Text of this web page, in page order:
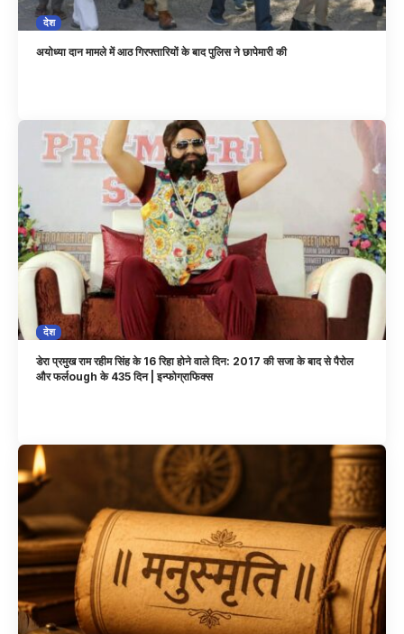
देश
अयोध्या दान मामले में आठ गिरफ्तारियों के बाद पुलिस ने छापेमारी की
देश
डेरा प्रमुख राम रहीम सिंह के 16 रिहा होने वाले दिन: 2017 की सजा के बाद से पैरोल
और फर्लough के 435 दिन | इन्फोग्राफिक्स